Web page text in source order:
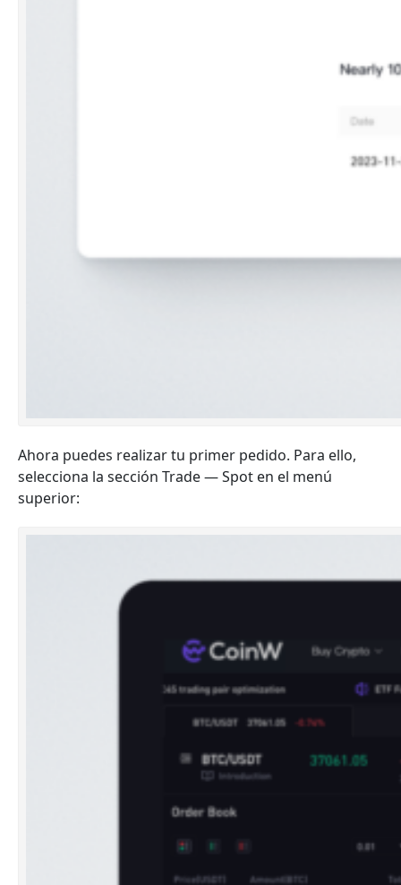
Ahora puedes realizar tu primer pedido. Para ello,
selecciona la sección Trade — Spot en el menú
superior: